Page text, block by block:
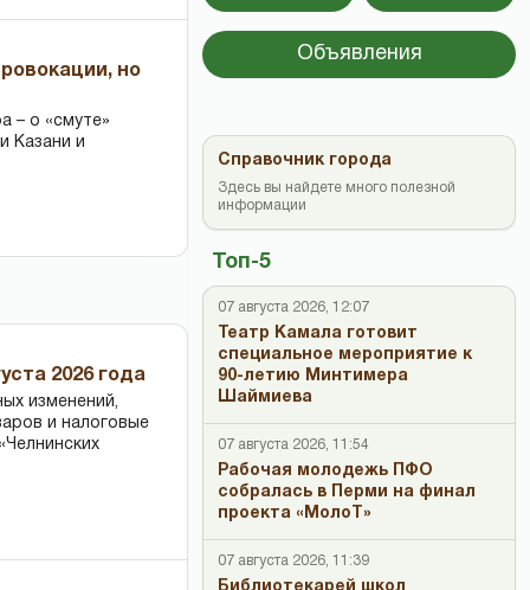
но
– о «смуте»
Казани и
2026 года
изменений,
и налоговые
Объявления
Топ-5
07 августа 2026, 12:07
Театр Камала готовит
специальное мероприятие к
90-летию Минтимера
Шаймиева
07 августа 2026, 11:54
Рабочая молодежь ПФО
собралась в Перми на финал
проекта «МолоТ»
07 августа 2026, 11:39
Справочник города
Здесь вы найдете много полезной
информации